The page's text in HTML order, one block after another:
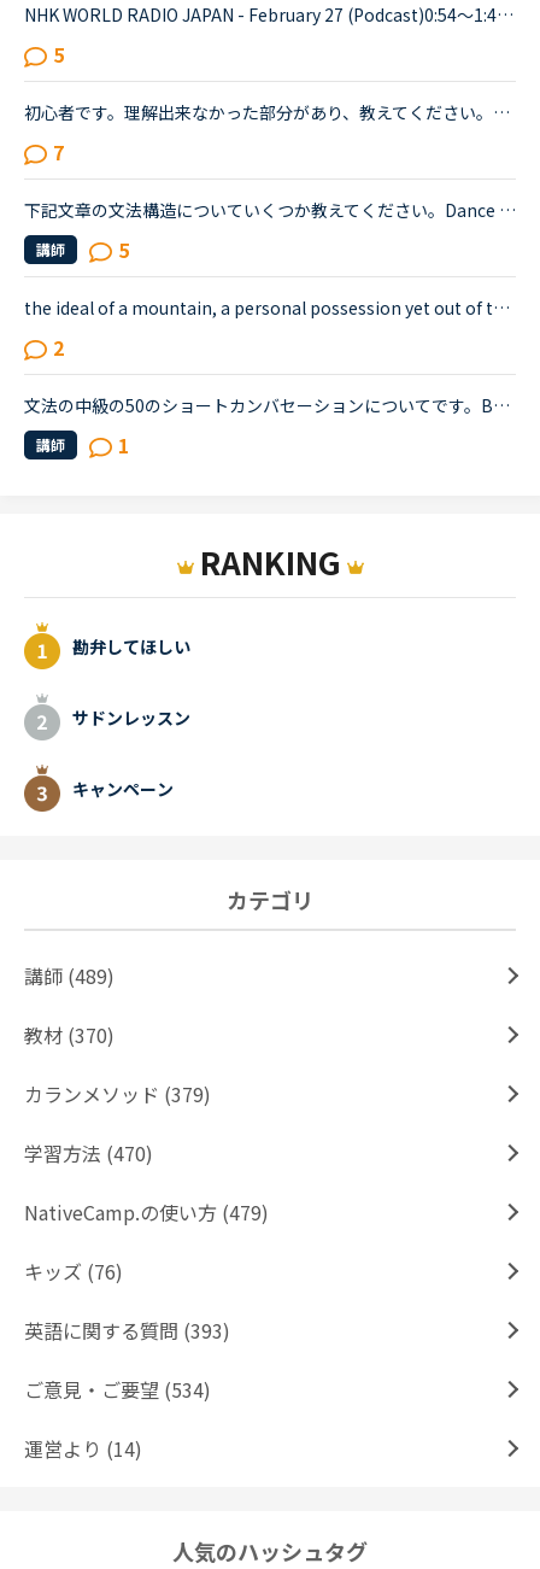
NHK WORLD RADIO JAPAN - February 27 (Podcast)0:54～1:49The Japanese government is studying additional measures to prop up the tourist industry and smaller businesses hit hard by the spread of a ne...
5
初心者です。理解出来なかった部分があり、教えてください。James is asking Charlotte about Gabriella's birthday party. James When was Gabriella's birthday?Charlotte It was last weekend.James How was t...
7
下記文章の文法構造についていくつか教えてください。Dance might hold some of the answers. ①That is not to suggest everyone should dance their way to work, ②however healthy and happy it might make us,...
講師 5
the ideal of a mountain, a personal possession yet out of this world, unattainable… brooding over a country and a people which would shape the rest of my life.&quot; の意味を教えて下さい。デイリー...
2
文法の中級の50のショートカンバセーションについてです。Benjamin's son called him at his law firm while he was busy having a meeting. Benjamin &quot;What did my son say?&quot; Secretary &quot;He sai...
講師 1
RANKING
勘弁してほしい
サドンレッスン
キャンペーン
カテゴリ
講師 (489)
教材 (370)
カランメソッド (379)
学習方法 (470)
NativeCamp.の使い方 (479)
キッズ (76)
英語に関する質問 (393)
ご意見・ご要望 (534)
運営より (14)
人気のハッシュタグ